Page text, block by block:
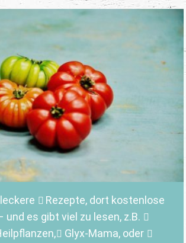
Rezepte, dort kostenlose
und es gibt viel zu lesen, z.B.
Glyx-Mama,oder